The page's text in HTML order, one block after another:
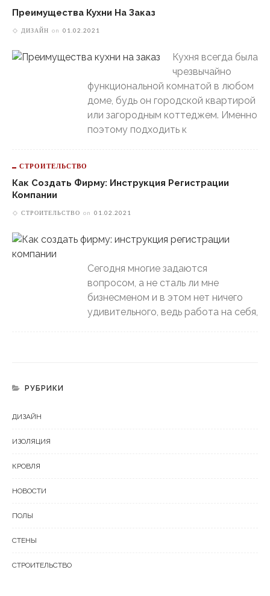
Преимущества Кухни На Заказ
ДИЗАЙН on 01.02.2021
Кухня всегда была
чрезвычайно
функциональной комнатой в любом
доме, будь он городской квартирой
или загородным коттеджем. Именно
поэтому подходить к
СТРОИТЕЛЬСТВО
Как Создать Фирму: Инструкция Регистрации
Компании
СТРОИТЕЛЬСТВО on 01.02.2021
Сегодня многие задаются
вопросом, а не сталь ли мне
бизнесменом и в этом нет ничего
удивительного, ведь работа на себя,
РУБРИКИ
ДИЗАЙН
ИЗОЛЯЦИЯ
КРОВЛЯ
НОВОСТИ
ПОЛЫ
СТЕНЫ
СТРОИТЕЛЬСТВО